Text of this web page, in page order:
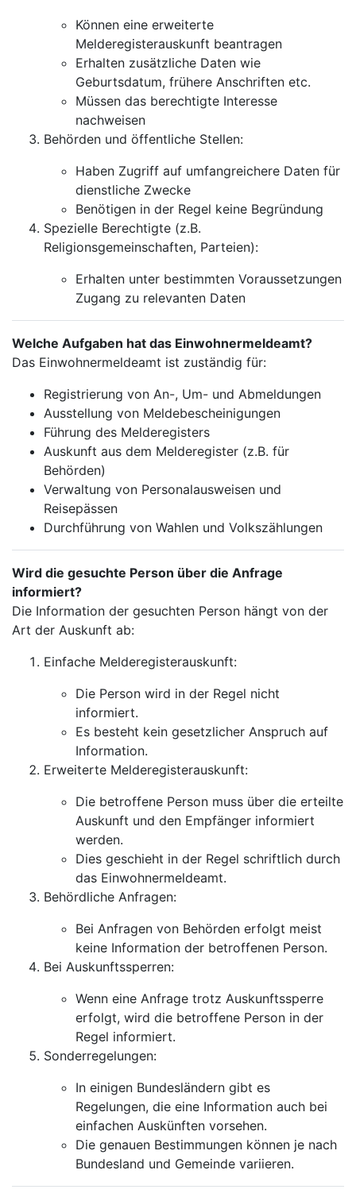
Können eine erweiterte
Melderegisterauskunft beantragen
Erhalten zusätzliche Daten wie
Geburtsdatum, frühere Anschriften etc.
Müssen das berechtigte Interesse
nachweisen
Behörden und öffentliche Stellen:
Haben Zugriff auf umfangreichere Daten für
dienstliche Zwecke
Benötigen in der Regel keine Begründung
Spezielle Berechtigte (z.B.
Religionsgemeinschaften, Parteien):
Erhalten unter bestimmten Voraussetzungen
Zugang zu relevanten Daten
Welche Aufgaben hat das Einwohnermeldeamt?
Das Einwohnermeldeamt ist zuständig für:
Registrierung von An-, Um- und Abmeldungen
Ausstellung von Meldebescheinigungen
Führung des Melderegisters
Auskunft aus dem Melderegister (z.B. für
Behörden)
Verwaltung von Personalausweisen und
Reisepässen
Durchführung von Wahlen und Volkszählungen
Wird die gesuchte Person über die Anfrage
informiert?
Die Information der gesuchten Person hängt von der
Art der Auskunft ab:
Einfache Melderegisterauskunft:
Die Person wird in der Regel nicht
informiert.
Es besteht kein gesetzlicher Anspruch auf
Information.
Erweiterte Melderegisterauskunft:
Die betroffene Person muss über die erteilte
Auskunft und den Empfänger informiert
werden.
Dies geschieht in der Regel schriftlich durch
das Einwohnermeldeamt.
Behördliche Anfragen:
Bei Anfragen von Behörden erfolgt meist
keine Information der betroffenen Person.
Bei Auskunftssperren:
Wenn eine Anfrage trotz Auskunftssperre
erfolgt, wird die betroffene Person in der
Regel informiert.
Sonderregelungen:
In einigen Bundesländern gibt es
Regelungen, die eine Information auch bei
einfachen Auskünften vorsehen.
Die genauen Bestimmungen können je nach
Bundesland und Gemeinde variieren.